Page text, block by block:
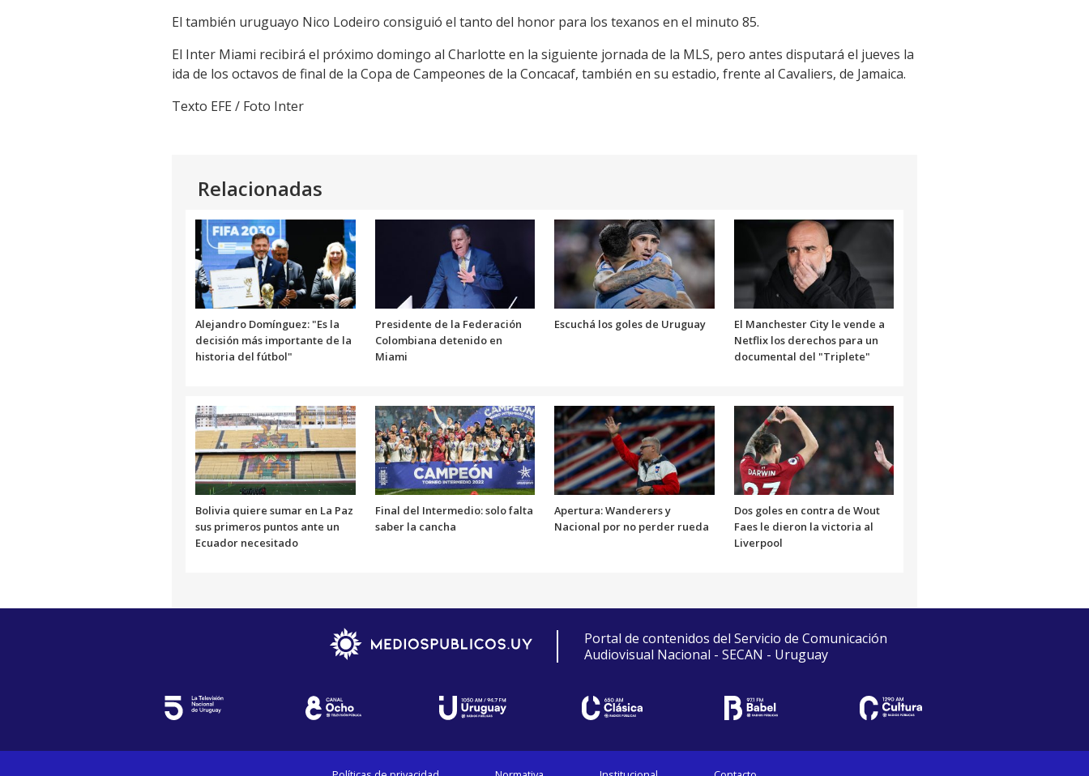
El también uruguayo Nico Lodeiro consiguió el tanto del honor para los texanos en el minuto 85.
El Inter Miami recibirá el próximo domingo al Charlotte en la siguiente jornada de la MLS, pero antes disputará el jueves la
ida de los octavos de final de la Copa de Campeones de la Concacaf, también en su estadio, frente al Cavaliers, de Jamaica.
Texto EFE / Foto Inter
Relacionadas
Alejandro Domínguez: "Es la
decisión más importante de la
historia del fútbol"
Presidente de la Federación
Colombiana detenido en
Miami
Escuchá los goles de Uruguay
El Manchester City le vende a
Netflix los derechos para un
documental del "Triplete"
Bolivia quiere sumar en La Paz
sus primeros puntos ante un
Ecuador necesitado
Final del Intermedio: solo falta
saber la cancha
Apertura: Wanderers y
Nacional por no perder rueda
Dos goles en contra de Wout
Faes le dieron la victoria al
Liverpool
Portal de contenidos del Servicio de Comunicación
Audiovisual Nacional - SECAN - Uruguay